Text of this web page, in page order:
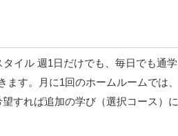
イル 週1日だけでも、毎日でも通学
す。月に1回のホームルームでは、
すれば追加の学び（選択コース）に